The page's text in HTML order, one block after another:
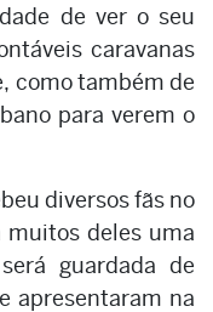
de ver o seu
caravanas
como também de
para verem o
diversos fãs no
deles uma
guardada de
apresentaram na